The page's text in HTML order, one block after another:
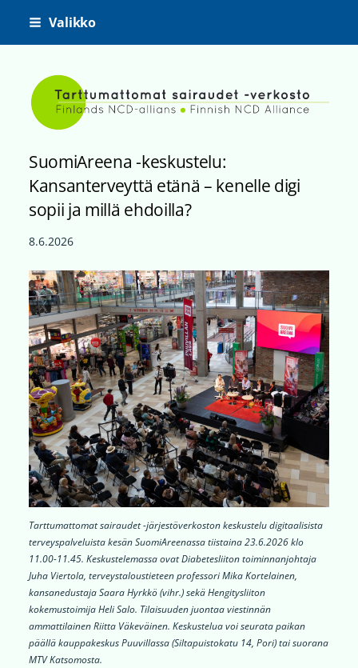
Siirry
Valikko
Tarttumattomat sairaudet -
SuomiAreena -keskustelu:
Kansanterveyttä etänä – kenelle digi
sopii ja millä ehdoilla?
8.6.2026
Tarttumattomat sairaudet -järjestöverkoston keskustelu digitaalisista
terveyspalveluista kesän SuomiAreenassa tiistaina 23.6.2026 klo
11.00-11.45. Keskustelemassa ovat Diabetesliiton toiminnanjohtaja
Juha Viertola, terveystaloustieteen professori Mika Kortelainen,
kansanedustaja Saara Hyrkkö (vihr.) sekä Hengitysliiton
kokemustoimija Heli Salo. Tilaisuuden juontaa viestinnän
ammattilainen Riitta Väkeväinen. Keskustelua voi seurata paikan
päällä kauppakeskus Puuvillassa (Siltapuistokatu 14, Pori) tai suorana
MTV Katsomosta.